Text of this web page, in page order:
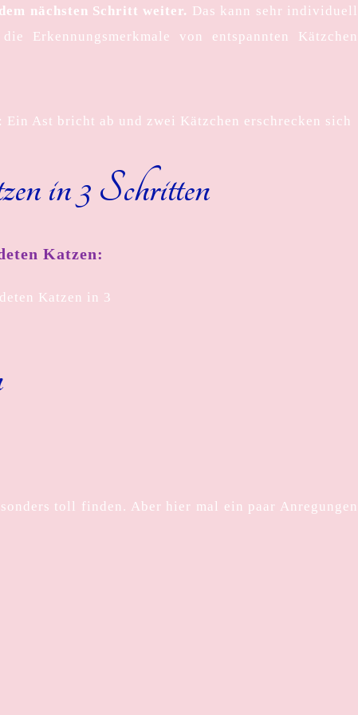
nächsten Schritt weiter. Das kann sehr individuell
von entspannten Kätzchen
in 3 Schritten
Katzen:
toll finden. Aber hier mal ein paar Anregungen